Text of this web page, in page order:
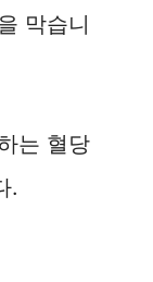
막습니
는 혈당
.